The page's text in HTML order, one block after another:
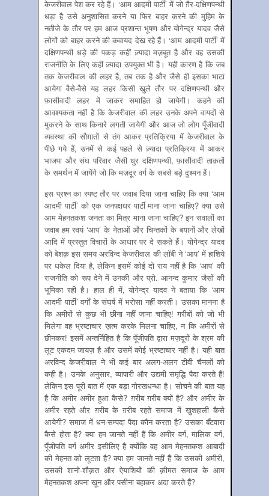
केजरीवाल पेश कर रहे हैं। ‘आम आदमी पार्टी’ में जो ग़ैर-दक्षिणपन्थी
धड़ा है उसे अनुशासित करने या फिर बाहर करने की मुहिम के
नतीजे के तौर पर हम आज प्रशान्त भूषण और योगेन्द्र यादव जैसे
लोगों को बाहर करने की कवायद देख रहे हैं। ‘आम आदमी पार्टी’ में
दक्षिणपन्थी धड़े की पकड़ कहीं ज़्यादा मज़बूत है और वह उसकी
राजनीति के लिए कहीं ज़्यादा उपयुक्त भी है। यही कारण है कि जब
तक केजरीवाल की लहर है, तब तक है और जैसे ही इसका भाटा
आयेगा वैसे-वैसे यह लहर किसी खुले तौर पर दक्षिणपन्थी और
फ़ासीवादी लहर में जाकर समाहित हो जायेगी। कहने की
आवश्यकता नहीं है कि केजरीवाल की लहर उनके अपने वायदों से
मुकरने के साथ किनारे लगती जायेगी और आज जो लोग पूँजीवादी
व्यवस्था की सौग़ातों से तंग आकर प्रतिक्रिया में केजरीवाल के
पीछे गये हैं, उनमें से कई पहले से ज़्यादा प्रतिक्रिया में आकर
भाजपा और संघ परिवार जैसी धुर दक्षिणपन्थी, फ़ासीवादी ताक़तों
के समर्थन में जायेंगे जो कि मज़दूर वर्ग के सबसे बड़े दुश्मन हैं।
इस प्रश्न का स्पष्ट तौर पर जवाब दिया जाना चाहिए कि क्या ‘आम
आदमी पार्टी’ को एक जनपक्षधर पार्टी माना जाना चाहिए? क्या उसे
आम मेहनतकश जनता का मित्र माना जाना चाहिए? इन सवालों का
जवाब हम स्वयं ‘आप’ के नेताओं और चिन्तकों के बयानों और लेखों
आदि में प्रस्तुत विचारों के आधार पर दे सकते हैं। योगेन्द्र यादव
को बेशक़ इस समय अरविन्द केजरीवाल की लॉबी ने ‘आप’ में हाशिये
पर धकेल दिया है, लेकिन इसमें कोई दो राय नहीं है कि ‘आप’ की
राजनीति को रूप देने में उनकी और प्रो. आनन्द कुमार जैसों की
भूमिका रही है। हाल ही में, योगेन्द्र यादव ने बताया कि ‘आम
आदमी पार्टी’ वर्गों के संघर्ष में भरोसा नहीं करती। उसका मानना है
कि अमीरों से कुछ भी छीना नहीं जाना चाहिए! ग़रीबों को जो भी
मिलेगा वह भ्रष्टाचार ख़त्म करके मिलना चाहिए, न कि अमीरों से
छीनकर! इसमें अन्तर्निहित है कि पूँजीपति द्वारा मज़दूरों के श्रम की
लूट एकदम जायज़ है और उसमें कोई भ्रष्टाचार नहीं है। यही बात
अरविन्द केजरीवाल ने भी कई बार अलग-अलग टीवी चैनलों को
कही है। उनके अनुसार, व्यापारी और उद्यमी समृद्धि पैदा करते हैं!
लेकिन इस पूरी बात में एक बड़ा गोरखधन्धा है। सोचने की बात यह
है कि अमीर अमीर हुआ कैसे? ग़रीब ग़रीब क्यों है? और अमीर के
अमीर रहते और ग़रीब के ग़रीब रहते समाज में ख़ुशहाली कैसे
आयेगी? समाज में धन-सम्पदा पैदा कौन करता है? उसका बँटवारा
कैसे होता है? क्या हम जानते नहीं हैं कि अमीर वर्ग, मालिक वर्ग,
पूँजीपति वर्ग अमीर इसीलिए है क्योंकि वह आम मेहनतकश आबादी
की मेहनत को लूटता है? क्या हम जानते नहीं हैं कि उसकी अमीरी,
उसकी शानो-शौक़त और ऐयाशियों की क़ीमत समाज के आम
मेहनतकश अपना ख़ून और पसीना बहाकर अदा करते हैं?